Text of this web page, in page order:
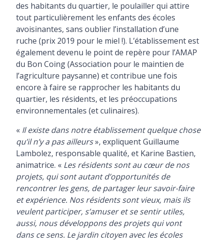
des habitants du quartier, le poulailler qui attire
tout particulièrement les enfants des écoles
avoisinantes, sans oublier l’installation d’une
ruche (prix 2019 pour le miel !). L’établissement est
également devenu le point de repère pour l’AMAP
du Bon Coing (Association pour le maintien de
l’agriculture paysanne) et contribue une fois
encore à faire se rapprocher les habitants du
quartier, les résidents, et les préoccupations
environnementales (et culinaires).
« Il existe dans notre établissement quelque chose
qu’il n’y a pas ailleurs», expliquent Guillaume
Lambolez, responsable qualité, et Karine Bastien,
animatrice. « Les résidents sont au cœur de nos
projets, qui sont autant d’opportunités de
rencontrer les gens, de partager leur savoir-faire
et expérience. Nos résidents sont vieux, mais ils
veulent participer, s’amuser et se sentir utiles,
aussi, nous développons des projets qui vont
dans ce sens. Le jardin citoyen avec les écoles